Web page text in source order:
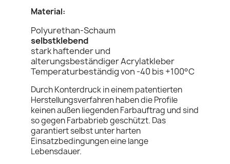
Material:
Polyurethan-Schaum
selbstklebend
stark haftender und
alterungsbeständiger Acrylatkleber
Temperaturbeständig von -40 bis +100°C
Durch Konterdruck in einem patentierten
Herstellungsverfahren haben die Profile
keinen außen liegenden Farbauftrag und sind
so gegen Farbabrieb geschützt. Das
garantiert selbst unter harten
Einsatzbedingungen eine lange
Lebensdauer.